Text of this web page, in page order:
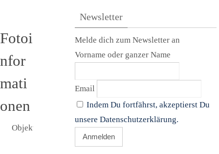
Fotoi
nfor
mati
onen
Objekt:
Leo I -
Zwerggalaxie
Newsletter
Melde dich zum Newsletter an
Vorname oder ganzer Name
Email
Indem Du fortfährst, akzeptierst Du
unsere Datenschutzerklärung.